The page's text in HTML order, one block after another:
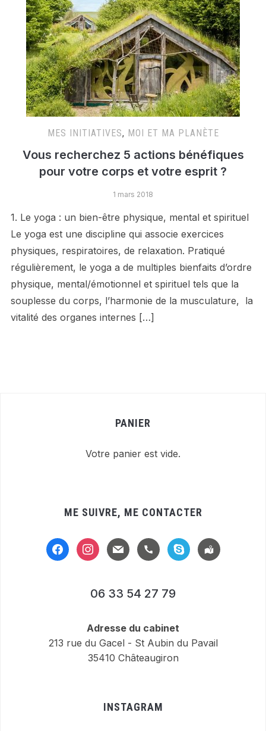
MES INITIATIVES, MOI ET MA PLANÈTE
Vous recherchez 5 actions bénéfiques
pour votre corps et votre esprit ?
1 mars 2018
1. Le yoga : un bien-être physique, mental et spirituel
Le yoga est une discipline qui associe exercices
physiques, respiratoires, de relaxation. Pratiqué
régulièrement, le yoga a de multiples bienfaits d’ordre
physique, mental/émotionnel et spirituel tels que la
souplesse du corps, l’harmonie de la musculature, la
vitalité des organes internes […]
PANIER
Votre panier est vide.
ME SUIVRE, ME CONTACTER
facebookinstagram
mail handsetskype
location-
alt
06 33 54 27 79
Adresse du cabinet
213 rue du Gacel - St Aubin du Pavail
35410 Châteaugiron
INSTAGRAM